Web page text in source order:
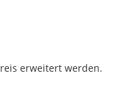
erweitert werden.